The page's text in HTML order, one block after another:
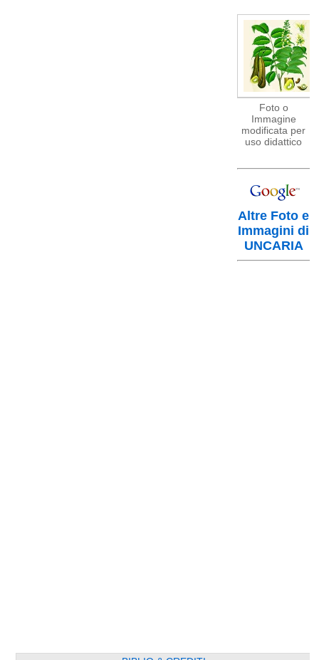
Foto o
Immagine
modificata per
uso didattico
Altre Foto e
Immagini di
UNCARIA